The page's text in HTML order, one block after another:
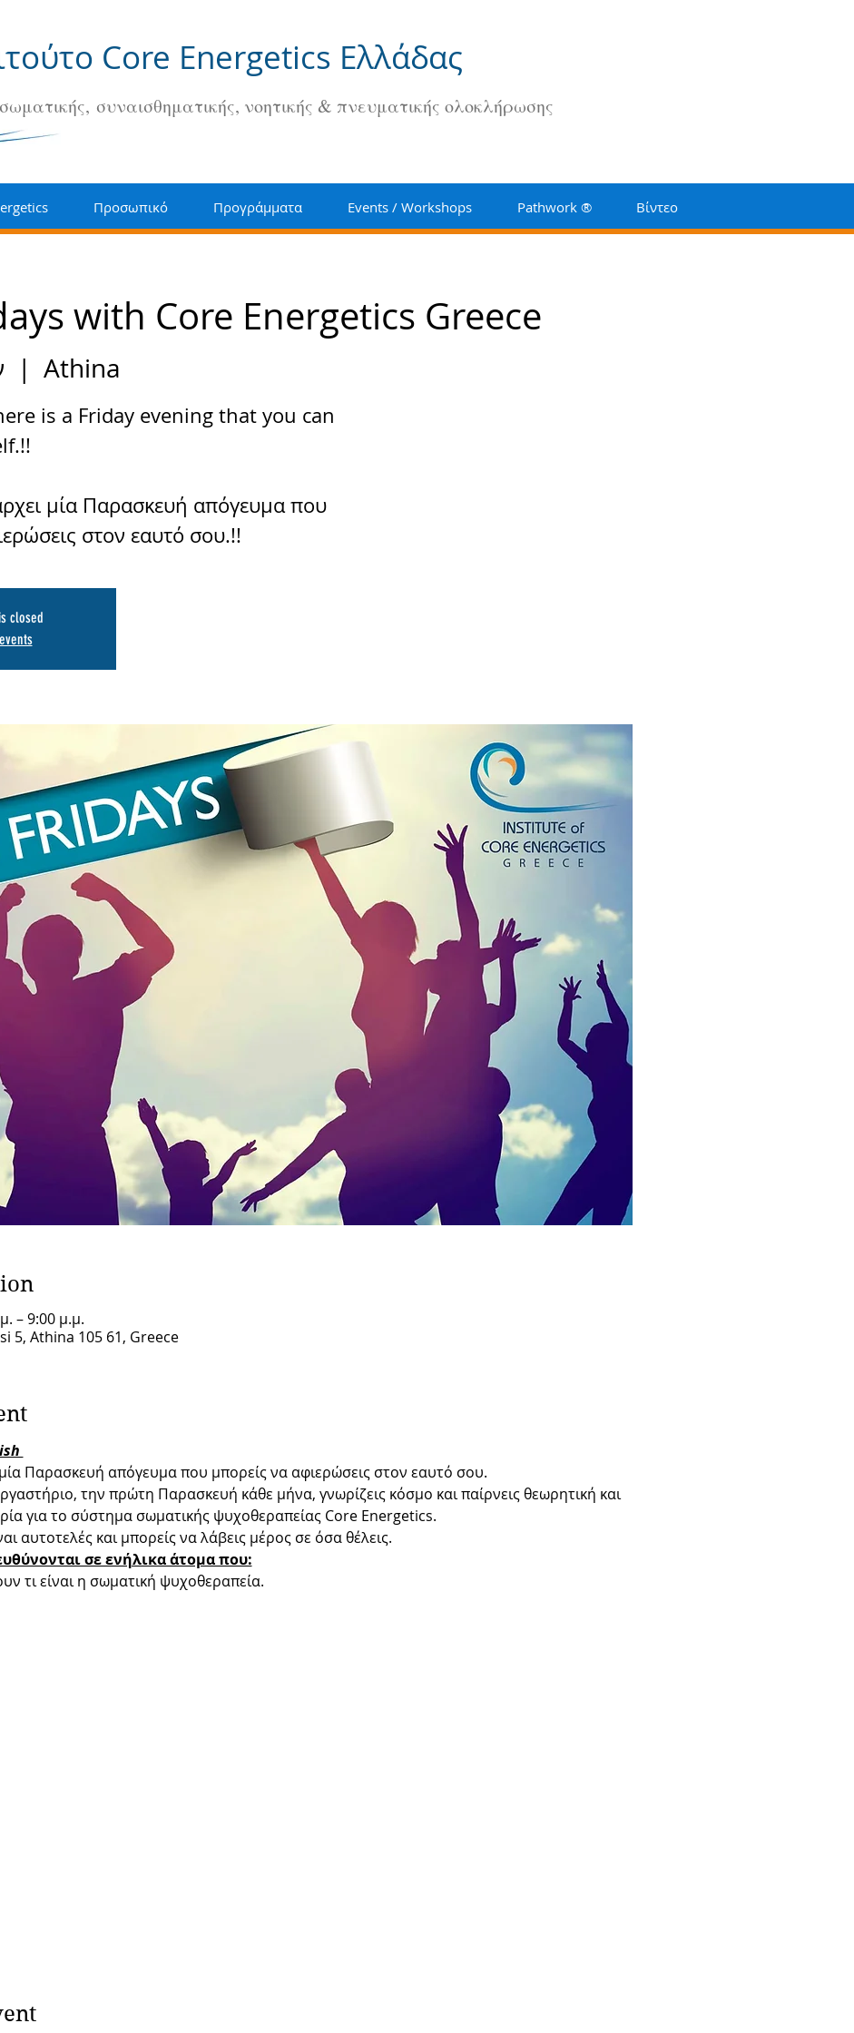
συναισθηματικής, νοητικής & πνευματικής ολοκλήρωσης
Core Energetics Ελλάδας
Προσωπικό Προγράμματα Events / Workshops Pathwork ® Βίντεο
with Core Energetics Greece
  |
Athina
is a Friday evening that you can
μία Παρασκευή απόγευμα που
στον εαυτό σου.!!
closed
– 9:00 μ.μ.
5, Athina 105 61, Greece
Παρασκευή απόγευμα που μπορείς να αφιερώσεις στον εαυτό σου.
την πρώτη Παρασκευή κάθε μήνα, γνωρίζεις κόσμο και παίρνεις θεωρητική και
για το σύστημα σωματικής ψυχοθεραπείας Core Energetics.
αυτοτελές και μπορείς να λάβεις μέρος σε όσα θέλεις.
σε ενήλικα άτομα που:
τι είναι η σωματική ψυχοθεραπεία.